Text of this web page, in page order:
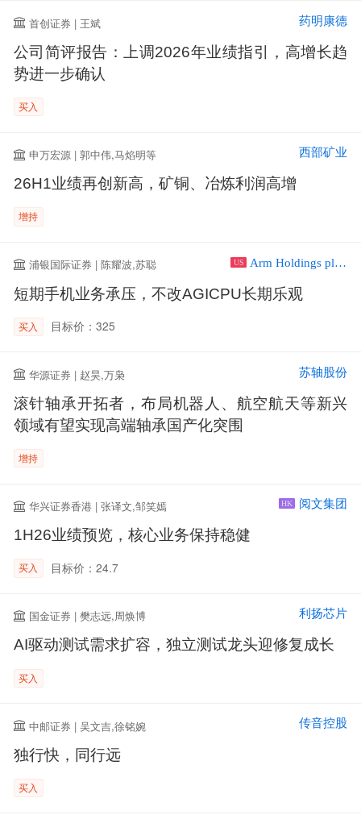
首创证券 | 王斌 药明康德
公司简评报告：上调2026年业绩指引，高增长趋
势进一步确认
买入
申万宏源 | 郭中伟,马焰明等 西部矿业
26H1业绩再创新高，矿铜、冶炼利润高增
增持
浦银国际证券 | 陈耀波,苏聪 US Arm Holdings plc ADR
短期手机业务承压，不改AGICPU长期乐观
买入 目标价：325
华源证券 | 赵昊,万枭 苏轴股份
滚针轴承开拓者，布局机器人、航空航天等新兴
领域有望实现高端轴承国产化突围
增持
华兴证券香港 | 张译文,邹笑嫣 HK 阅文集团
1H26业绩预览，核心业务保持稳健
买入 目标价：24.7
国金证券 | 樊志远,周焕博 利扬芯片
AI驱动测试需求扩容，独立测试龙头迎修复成长
买入
中邮证券 | 吴文吉,徐铭婉 传音控股
独行快，同行远
买入